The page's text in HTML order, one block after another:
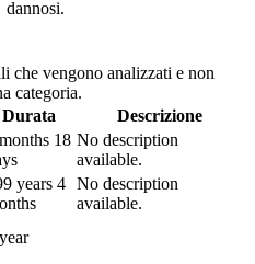
dannosi.
che vengono analizzati e non
categoria.
Durata
Descrizione
18 No description
available.
years 4 No description
available.